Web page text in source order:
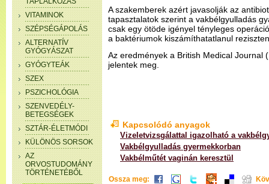
VITAMINOK
SZÉPSÉGÁPOLÁS
ALTERNATÍV
GYÓGYÁSZAT
GYÓGYTEÁK
SZEX
PSZICHOLÓGIA
SZENVEDÉLY-
BETEGSÉGEK
SZTÁR-ÉLETMÓDI
KÜLÖNÖS SORSOK
AZ
ORVOSTUDOMÁNY
TÖRTÉNETÉBŐL
A szakemberek azért javasolják az
tapasztalatok szerint a vakbélgyulladás
csak egy ötöde igényel tényleges
a baktériumok kiszámíthatatlanul
Az eredmények a British Medical Journal
jelentek meg.
Kapcsolódó anyagok
Vizeletvizsgálattal igazolható a
Vakbélgyulladás gyermekkorban
Vakbélműtét vaginán keresztül
Ossza meg: